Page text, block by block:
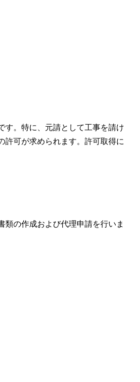
す。特に、元請として工事を請け
許可が求められます。許可取得に
の作成および代理申請を行いま